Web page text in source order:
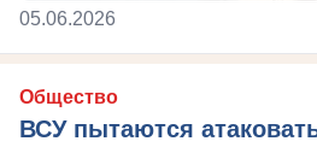
05.06.2026
Общество
ВСУ пытаются